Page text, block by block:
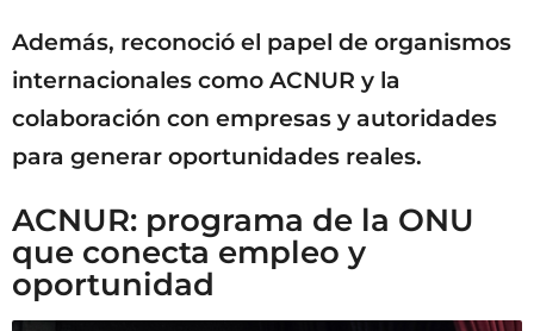
Además, reconoció el papel de organismos
internacionales como ACNUR y la
colaboración con empresas y autoridades
para generar oportunidades reales.
ACNUR: programa de la ONU
que conecta empleo y
oportunidad